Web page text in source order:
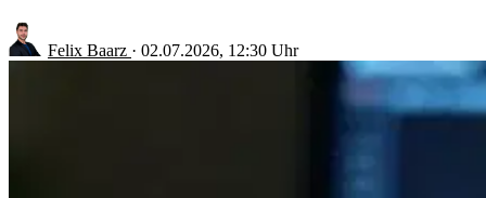
Felix Baarz · 02.07.2026, 12:30 Uhr